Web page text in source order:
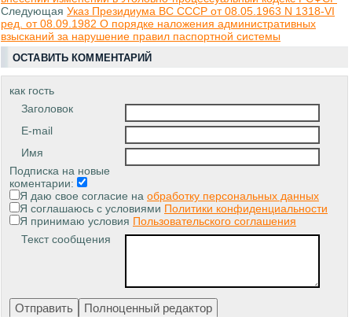
Следующая Указ Президиума ВС СССР от 08.05.1963 N 1318-VI
ред. от 08.09.1982 О порядке наложения административных
взысканий за нарушение правил паспортной системы
ОСТАВИТЬ КОММЕНТАРИЙ
как гость
Заголовок
E-mail
Имя
Подписка на новые
коментарии:
Я даю свое согласие на обработку персональных данных
Я соглашаюсь с условиями Политики конфиденциальности
Я принимаю условия Пользовательского соглашения
Текст сообщения